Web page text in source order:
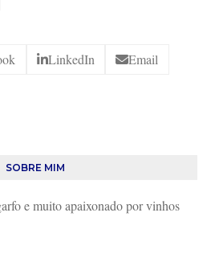
LinkedIn Email
SOBRE MIM
e muito apaixonado por vinhos